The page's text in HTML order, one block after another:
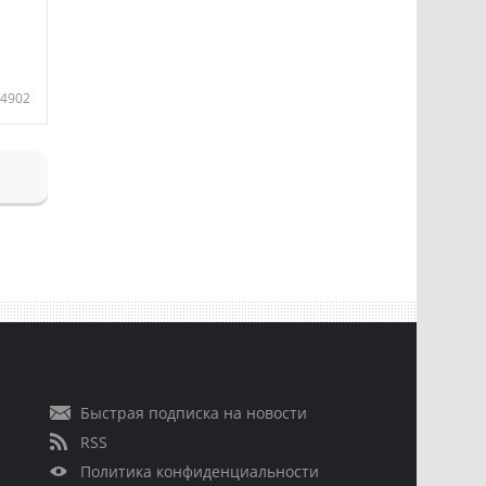
4902
Быстрая подписка на новости
RSS
Политика конфиденциальности